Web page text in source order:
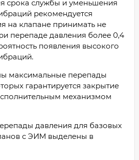
срока службы и уменьшения
рекомендуется
на клапане принимать не
перепаде давления более 0,4
появления высокого
максимальные перепады
гарантируется закрытие
механизмом
давления для базовых
с ЭИМ выделены в